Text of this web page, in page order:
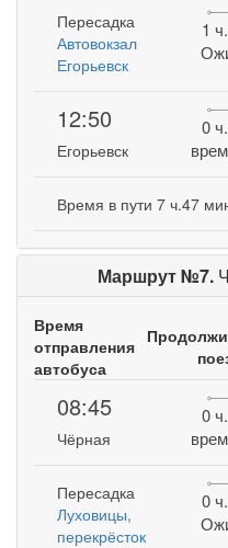
Пересадка
Автовокзал
Егорьевск
1
12:50
Егорьевск
0
Время в пути 7 ч.47
Маршрут №7.
Время
отправления
автобуса
08:45
Чёрная
0
Пересадка
Луховицы,
перекрёсток
0